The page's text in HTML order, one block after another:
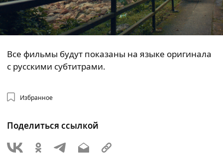
Все фильмы будут показаны на языке оригинала
с русскими субтитрами.
Избранное
Поделиться ссылкой